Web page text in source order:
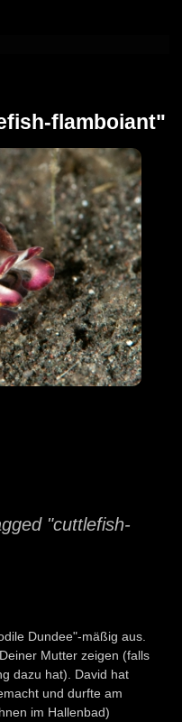
flamboiant"
"cuttlefish-
Dundee"-mäßig aus.
Mutter zeigen (falls
dazu hat). David hat
und durfte am
im Hallenbad)